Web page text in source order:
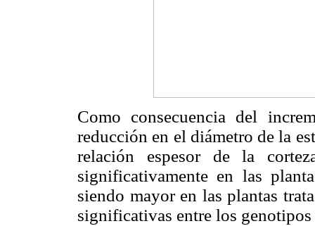
Como consecuencia del
reducción en el diámetro de la
relación espesor de la
significativamente en las
siendo mayor en las plantas
significativas entre los